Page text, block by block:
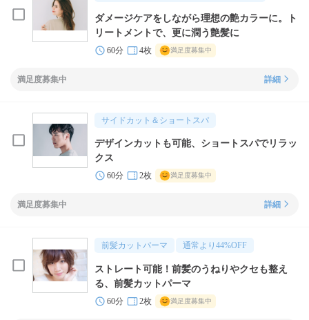
ダメージケアをしながら理想の艶カラーに。ト
リートメントで、更に潤う艶髪に
60分 4枚 満足度募集中
満足度募集中 詳細
サイドカット＆ショートスパ
デザインカットも可能、ショートスパでリラッ
クス
60分 2枚 満足度募集中
満足度募集中 詳細
前髪カットパーマ 通常より 44%OFF
ストレート可能！前髪のうねりやクセも整え
る、前髪カットパーマ
60分 2枚 満足度募集中